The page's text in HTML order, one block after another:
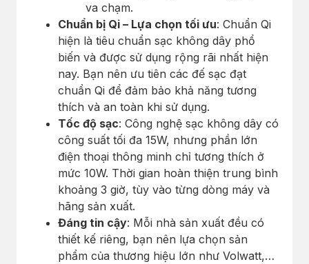
va chạm.
Chuẩn bị Qi – Lựa chọn tối ưu: Chuẩn Qi
hiện là tiêu chuẩn sạc không dây phổ
biến và được sử dụng rộng rãi nhất hiện
nay. Bạn nên ưu tiên các đế sạc đạt
chuẩn Qi để đảm bảo khả năng tương
thích và an toàn khi sử dụng.
Tốc độ sạc: Công nghệ sạc không dây có
công suất tối đa 15W, nhưng phần lớn
điện thoại thông minh chỉ tương thích ở
mức 10W. Thời gian hoàn thiện trung bình
khoảng 3 giờ, tùy vào từng dòng máy và
hãng sản xuất.
Đáng tin cậy: Mỗi nhà sản xuất đều có
thiết kế riêng, bạn nên lựa chọn sản
phẩm của thương hiệu lớn như Volwatt,…